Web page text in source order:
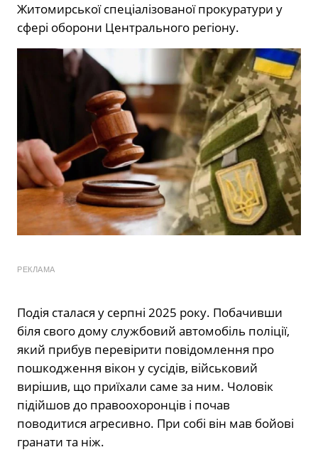
Житомирської спеціалізованої прокуратури у
сфері оборони Центрального регіону.
РЕКЛАМА
Подія сталася у серпні 2025 року. Побачивши
біля свого дому службовий автомобіль поліції,
який прибув перевірити повідомлення про
пошкодження вікон у сусідів, військовий
вирішив, що приїхали саме за ним. Чоловік
підійшов до правоохоронців і почав
поводитися агресивно. При собі він мав бойові
гранати та ніж.